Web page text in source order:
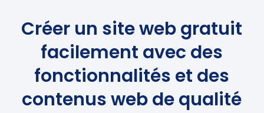
Créer un site web gratuit
facilement avec des
fonctionnalités et des
contenus web de qualité